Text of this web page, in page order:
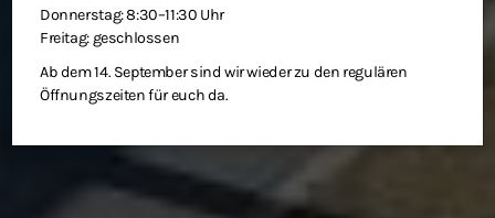
Donnerstag: 8:30–11:30 Uhr
Freitag: geschlossen
Ab dem 14. September sind wir wieder zu den regulären
Öffnungszeiten für euch da.